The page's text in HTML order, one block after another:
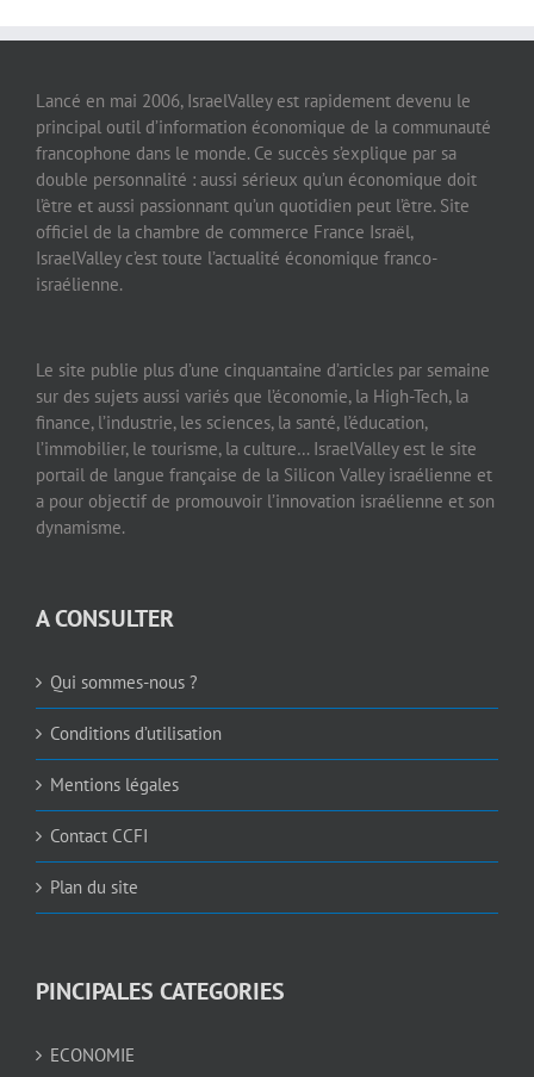
Lancé en mai 2006, IsraelValley est rapidement devenu le
principal outil d’information économique de la communauté
francophone dans le monde. Ce succès s’explique par sa
double personnalité : aussi sérieux qu’un économique doit
l’être et aussi passionnant qu’un quotidien peut l’être. Site
officiel de la chambre de commerce France Israël,
IsraelValley c’est toute l’actualité économique franco-
israélienne.
Le site publie plus d’une cinquantaine d’articles par semaine
sur des sujets aussi variés que l’économie, la High-Tech, la
finance, l’industrie, les sciences, la santé, l’éducation,
l’immobilier, le tourisme, la culture… IsraelValley est le site
portail de langue française de la Silicon Valley israélienne et
a pour objectif de promouvoir l’innovation israélienne et son
dynamisme.
A CONSULTER
Qui sommes-nous ?
Conditions d’utilisation
Mentions légales
Contact CCFI
Plan du site
PINCIPALES CATEGORIES
ECONOMIE